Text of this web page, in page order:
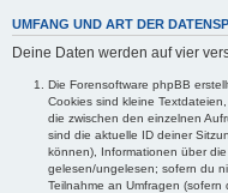
UMFANG UND ART DER
Deine Daten werden auf vier
Die Forensoftware phpBB
Cookies sind kleine
die zwischen den einzelnen
sind die aktuelle ID deiner
können), Informationen über
gelesen/ungelesen; sofern du
Teilnahme an Umfragen